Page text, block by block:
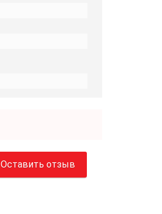
Оставить отзыв